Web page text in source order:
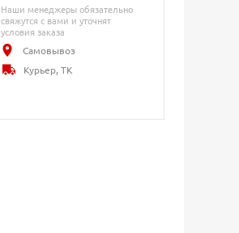
Наши менеджеры обязательно
свяжутся с вами и уточнят
условия заказа
Самовывоз
Курьер, ТК